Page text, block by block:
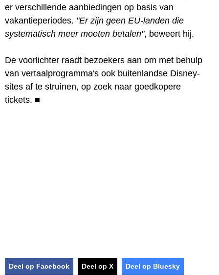
er verschillende aanbiedingen op basis van
vakantieperiodes. "Er zijn geen EU-landen die
systematisch meer moeten betalen", beweert hij.
De voorlichter raadt bezoekers aan om met behulp
van vertaalprogramma's ook buitenlandse Disney-
sites af te struinen, op zoek naar goedkopere
tickets. ■
Deel op Facebook Deel op X Deel op Bluesky